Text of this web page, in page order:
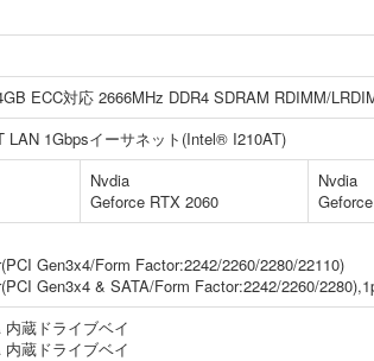
ECC対応 2666MHz DDR4 SDRAM RDIMM/
LAN 1Gbpsイーサネット(Intel® I210AT)
Nvdia
Geforce RTX 2060
Nvdia
Gen3x4/Form Factor:2242/2260/2280/22110)
Gen3x4 & SATA/Form Factor:2242/2260/
蔵ドライブベイ
蔵ドライブベイ